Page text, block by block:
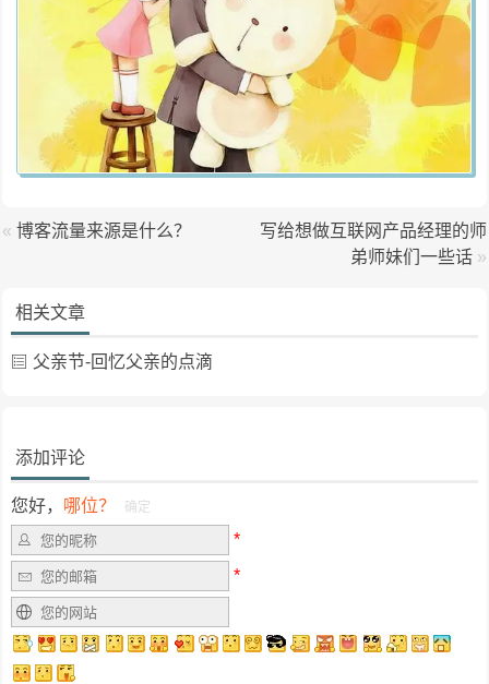
« 博客流量来源是什么？
写给想做互联网产品经理的师
弟师妹们一些话 »
相关文章
父亲节-回忆父亲的点滴
添加评论
您好， 哪位？ 确定